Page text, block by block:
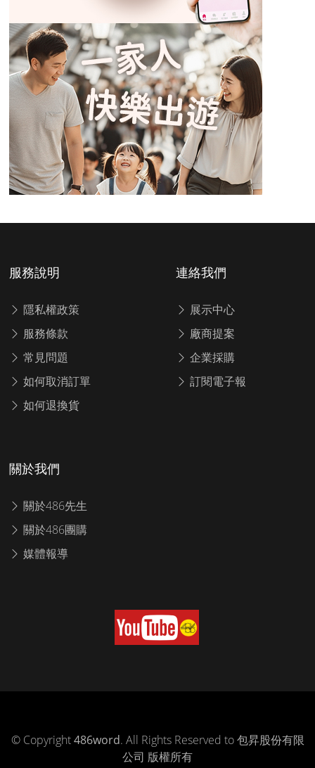
服務說明
隱私權政策
服務條款
常見問題
如何取消訂單
如何退換貨
連絡我們
展示中心
廠商提案
企業採購
訂閱電子報
關於我們
關於486先生
關於486團購
媒體報導
© Copyright486word. All Rights Reserved to 包昇股份有限
公司 版權所有